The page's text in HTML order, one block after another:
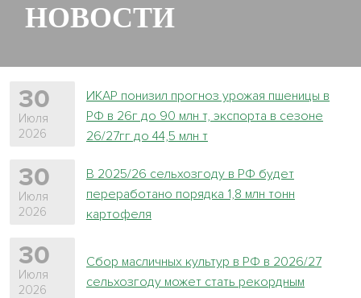
НОВОСТИ
30
Июля
2026
ИКАР понизил прогноз урожая пшеницы в
РФ в 26г до 90 млн т, экспорта в сезоне
26/27гг до 44,5 млн т
30
Июля
2026
В 2025/26 сельхозгоду в РФ будет
переработано порядка 1,8 млн тонн
картофеля
30
Июля
2026
Сбор масличных культур в РФ в 2026/27
сельхозгоду может стать рекордным